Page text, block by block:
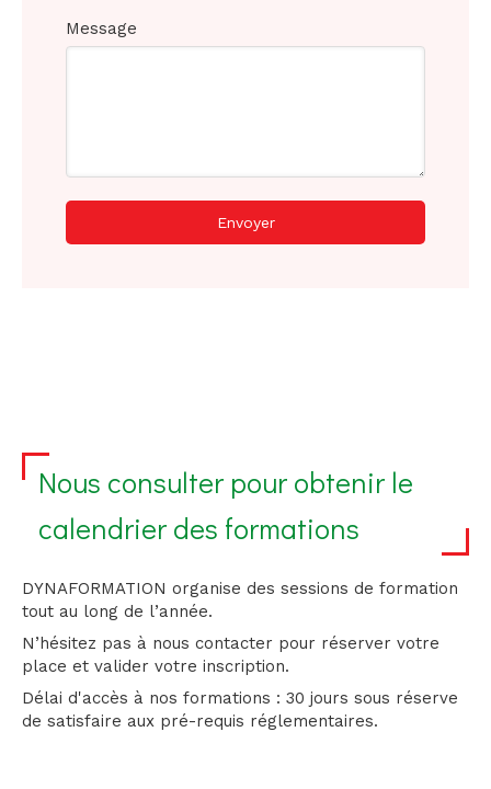
Message
Envoyer
Nous consulter pour obtenir le
calendrier des formations
DYNAFORMATION organise des sessions de formation
tout au long de l’année.
N’hésitez pas à nous contacter pour réserver votre
place et valider votre inscription.
Délai d'accès à nos formations : 30 jours sous réserve
de satisfaire aux pré-requis réglementaires.